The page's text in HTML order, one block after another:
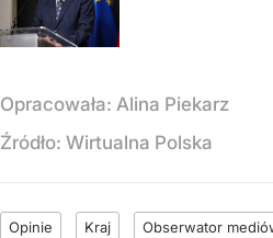
Opracowała: Alina Piekarz
Źródło: Wirtualna Polska
Opinie Kraj Obserwator